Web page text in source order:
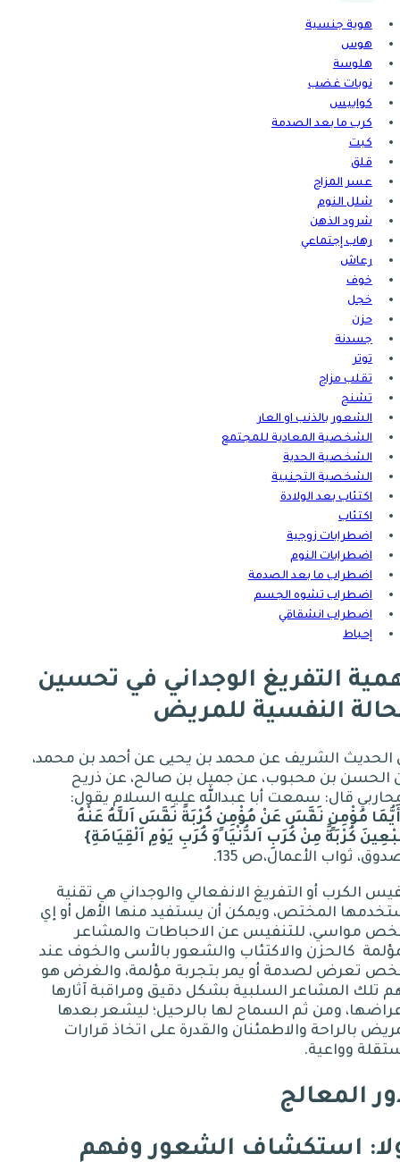
هوية جنسية
هوس
هلوسة
نوبات غضب
كوابيس
كرب ما بعد الصدمة
كبت
قلق
عسر المزاج
شلل النوم
شرود الذهن
رهاب إجتماعي
رعاش
خوف
خجل
حزن
جسدنة
توتر
تقلب مزاج
تشنج
الشعور بالذنب او العار
الشخصية المعادية للمجتمع
الشخصية الحدية
الشخصية التجنبية
اكتئاب بعد الولادة
اكتئاب
اضطرابات زوجية
اضطرابات النوم
اضطراب ما بعد الصدمة
اضطراب تشوه الجسم
اضطراب انشقاقي
إحباط
التفريغ الوجداني في تحسين
النفسية للمريض
الحديث الشريف عن محمد بن يحيى عن أحمد بن محمد،
الحسن بن محبوب، عن جميل بن صالح، عن ذريح
قال: سمعت أبا عبدالله عليه السلام يقول:
مُؤْمِنٍ نَفَّسَ عَنْ مُؤْمِنٍ كُرْبَةً نَفَّسَ اَللَّهُ عَنْهُ
كُرْبَةً مِنْ كُرَبِ اَلدُّنْيَا وَ كُرَبِ يَوْمِ اَلْقِيَامَةِ}
ثواب الأعمال،ص 135
.
الكرب أو التفريغ الانفعالي والوجداني هي تقنية
المختص، ويمكن أن يستفيد منها الأهل أو إي
مواسي، للتنفيس عن الاحباطات والمشاعر
كالحزن والاكتئاب والشعور بالأسى والخوف عند
تعرض لصدمة أو يمر بتجربة مؤلمة، والغرض هو
تلك المشاعر السلبية بشكل دقيق ومراقبة آثارها
ومن ثم السماح لها بالرحيل؛ ليشعر بعدها
بالراحة والاطمئنان والقدرة على اتخاذ قرارات
وواعية.
المعالج
: استكشاف الشعور وفهم